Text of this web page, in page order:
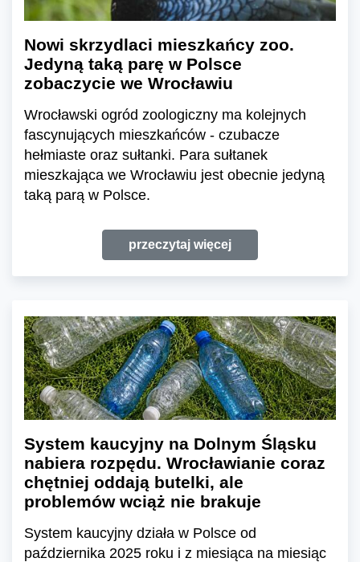
Nowi skrzydlaci mieszkańcy zoo.
Jedyną taką parę w Polsce
zobaczycie we Wrocławiu
Wrocławski ogród zoologiczny ma kolejnych
fascynujących mieszkańców - czubacze
hełmiaste oraz sułtanki. Para sułtanek
mieszkająca we Wrocławiu jest obecnie jedyną
taką parą w Polsce.
przeczytaj więcej
System kaucyjny na Dolnym Śląsku
nabiera rozpędu. Wrocławianie coraz
chętniej oddają butelki, ale
problemów wciąż nie brakuje
System kaucyjny działa w Polsce od
października 2025 roku i z miesiąca na miesiąc